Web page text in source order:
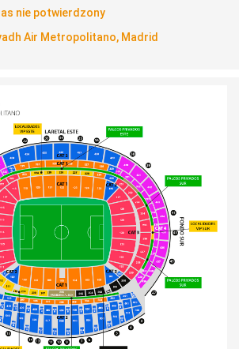
nie potwierdzony
Air Metropolitano, Madrid